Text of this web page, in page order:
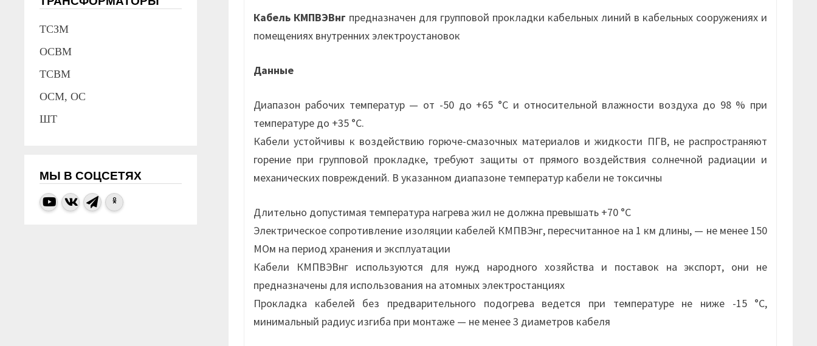
Кабель КМПВЭВнг предназначен для групповой прокладки кабельных линий в кабельных сооружениях и
помещениях внутренних электроустановок
Данные
Диапазон рабочих температур — от -50 до +65 °С и относительной влажности воздуха до 98 % при
температуре до +35 °С.
Кабели устойчивы к воздействию горюче-смазочных материалов и жидкости ПГВ, не распространяют
горение при групповой прокладке, требуют защиты от прямого воздействия солнечной радиации и
механических повреждений. В указанном диапазоне температур кабели не токсичны
Длительно допустимая температура нагрева жил не должна превышать +70 °С
Электрическое сопротивление изоляции кабелей КМПВЭнг, пересчитанное на 1 км длины, — не менее 150
МОм на период хранения и эксплуатации
Кабели КМПВЭВнг используются для нужд народного хозяйства и поставок на экспорт, они не
предназначены для использования на атомных электростанциях
Прокладка кабелей без предварительного подогрева ведется при температуре не ниже -15 °С,
минимальный радиус изгиба при монтаже — не менее 3 диаметров кабеля
ТСЗМ
ОСВМ
ТСВМ
ОСМ, ОС
ШТ
МЫ В СОЦСЕТЯХ